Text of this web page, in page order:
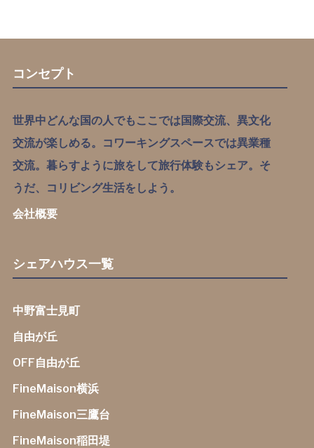
コンセプト
世界中どんな国の人でもここでは国際交流、異文化
交流が楽しめる。コワーキングスペースでは異業種
交流。暮らすように旅をして旅行体験もシェア。そ
うだ、コリビング生活をしよう。
会社概要
シェアハウス一覧
中野富士見町
自由が丘
OFF自由が丘
FineMaison横浜
FineMaison三鷹台
FineMaison稲田堤